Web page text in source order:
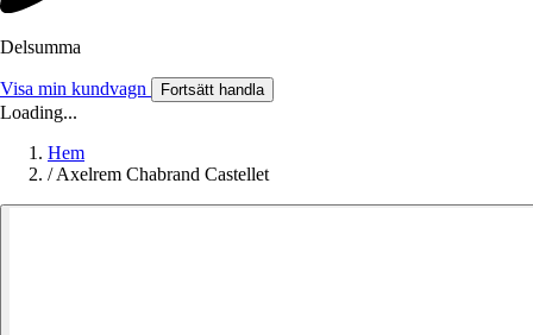
Delsumma
Visa min kundvagn Fortsätt handla
Loading...
Hem
/ Axelrem Chabrand Castellet